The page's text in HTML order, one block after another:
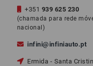
+351 939 625 230
(chamada para rede
nacional)
infini@infiniauto.pt
Ermida - Santa